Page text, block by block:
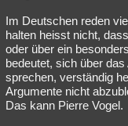
Im Deutschen reden
halten heisst nicht,
oder über ein
bedeutet, sich über
sprechen, verständig
Argumente nicht
Das kann Pierre Vogel.